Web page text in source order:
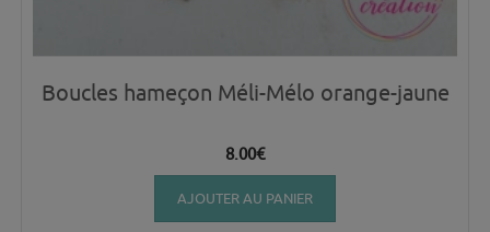
Boucles hameçon Méli-Mélo orange-jaune
8.00€
AJOUTER AU PANIER